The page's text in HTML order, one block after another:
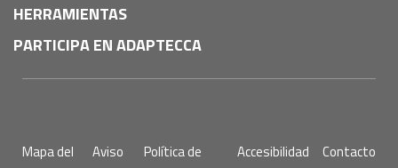
HERRAMIENTAS
PARTICIPA EN ADAPTECCA
Mapa del
Aviso
Política de
Accesibilidad Contacto